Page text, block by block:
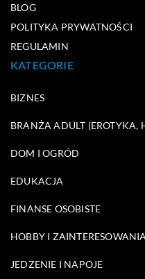
BLOG
POLITYKA PRYWATNOŚCI
REGULAMIN
KATEGORIE
BIZNES
BRANŻA ADULT (EROTYKA,
DOM I OGRÓD
EDUKACJA
FINANSE OSOBISTE
HOBBY I ZAINTERESOWANIA
JEDZENIE I NAPOJE